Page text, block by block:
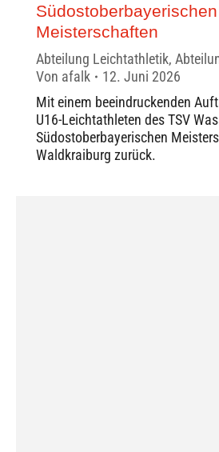
Südostoberbayerischen
Meisterschaften
Abteilung Leichtathletik,
Von afalk
12. Juni 2026
Mit einem beeindruckenden
U16-Leichtathleten des TSV
Südostoberbayerischen
Waldkraiburg zurück.